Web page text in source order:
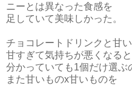
ニーとは異なった食感を
足していて美味しかった。
チョコレートドリンクと甘
甘すぎて気持ちが悪くなると
分かっていても1個だけ選ぶ
また甘いものx甘いものを